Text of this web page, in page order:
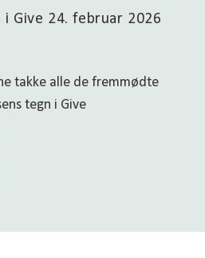
Give 24. februar 2026
takke alle de fremmødte
tegn i Give